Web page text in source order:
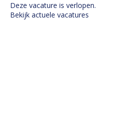
Deze vacature is verlopen.
Bekijk actuele vacatures